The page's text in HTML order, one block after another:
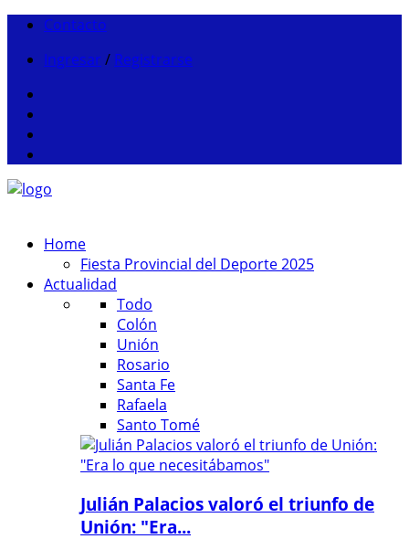
Contacto
Ingresar / Registrarse
Home
Fiesta Provincial del Deporte 2025
Actualidad
Todo
Colón
Unión
Rosario
Santa Fe
Rafaela
Santo Tomé
Julián Palacios valoró el triunfo de
Unión: "Era...